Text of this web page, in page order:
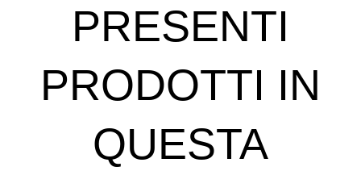
PRESENTI
PRODOTTI IN
QUESTA